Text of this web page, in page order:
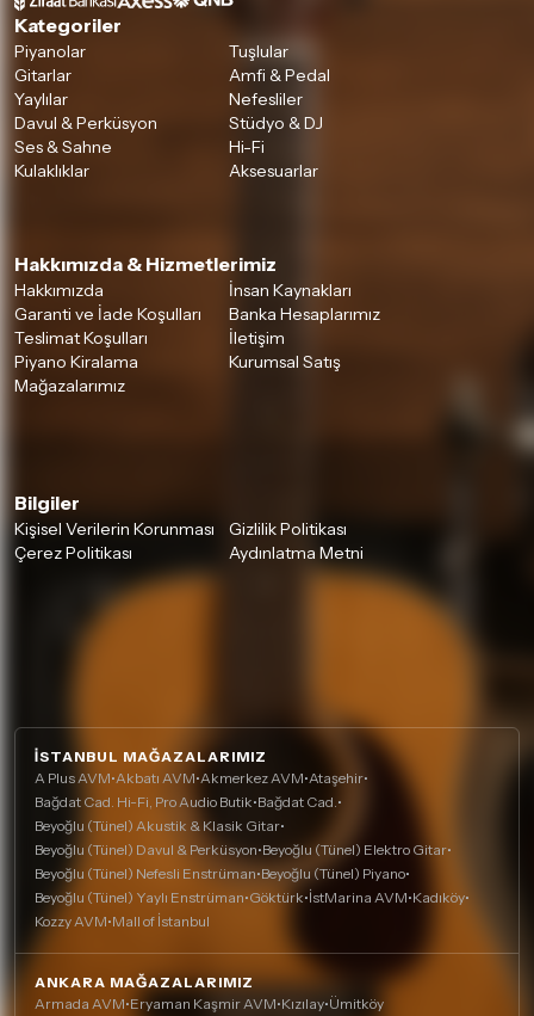
Kategoriler
Piyanolar
Tuşlular
Gitarlar
Amfi & Pedal
Yaylılar
Nefesliler
Davul & Perküsyon
Stüdyo & DJ
Ses & Sahne
Hi-Fi
Kulaklıklar
Aksesuarlar
Hakkımızda & Hizmetlerimiz
Hakkımızda
İnsan Kaynakları
Garanti ve İade Koşulları
Banka Hesaplarımız
Teslimat Koşulları
İletişim
Piyano Kiralama
Kurumsal Satış
Mağazalarımız
Bilgiler
Kişisel Verilerin Korunması
Gizlilik Politikası
Çerez Politikası
Aydınlatma Metni
İSTANBUL MAĞAZALARIMIZ
A Plus AVM•Akbatı AVM•Akmerkez AVM•Ataşehir•
Bağdat Cad. Hi-Fi, Pro Audio Butik•Bağdat Cad.•
Beyoğlu (Tünel) Akustik & Klasik Gitar•
Beyoğlu (Tünel) Davul & Perküsyon•Beyoğlu (Tünel) Elektro Gitar•
Beyoğlu (Tünel) Nefesli Enstrüman•Beyoğlu (Tünel) Piyano•
Beyoğlu (Tünel) Yaylı Enstrüman•Göktürk•İstMarina AVM•Kadıköy•
Kozzy AVM•Mall of İstanbul
ANKARA MAĞAZALARIMIZ
Armada AVM•Eryaman Kaşmir AVM•Kızılay•Ümitköy